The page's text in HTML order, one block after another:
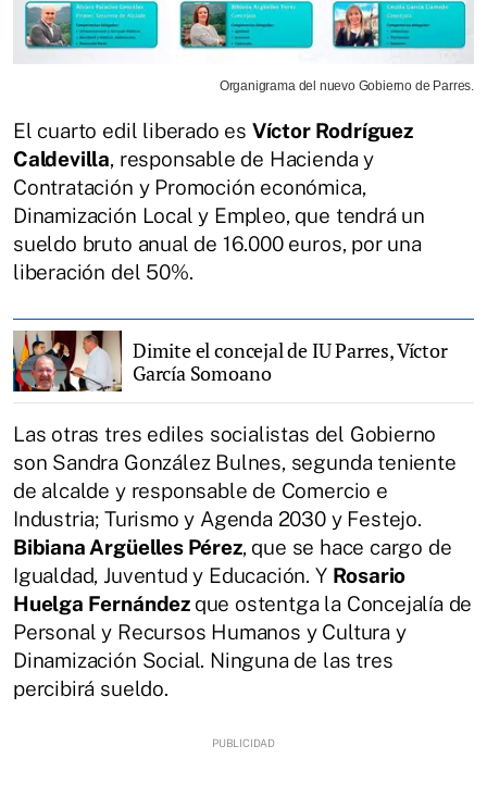
Organigrama del nuevo Gobierno de Parres.
El cuarto edil liberado es Víctor Rodríguez
Caldevilla, responsable de Hacienda y
Contratación y Promoción económica,
Dinamización Local y Empleo, que tendrá un
sueldo bruto anual de 16.000 euros, por una
liberación del 50%.
Dimite el concejal de IU Parres, Víctor
García Somoano
Las otras tres ediles socialistas del Gobierno
son Sandra González Bulnes, segunda teniente
de alcalde y responsable de Comercio e
Industria; Turismo y Agenda 2030 y Festejo.
Bibiana Argüelles Pérez, que se hace cargo de
Igualdad, Juventud y Educación. Y Rosario
Huelga Fernández que ostentga la Concejalía de
Personal y Recursos Humanos y Cultura y
Dinamización Social. Ninguna de las tres
percibirá sueldo.